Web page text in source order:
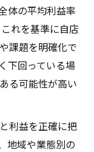
体の平均利益率
れを基準に自店
課題を明確化で
下回っている場
る可能性が高い
利益を正確に把
地域や業態別の